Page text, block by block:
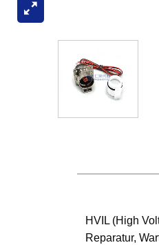
HVIL (High
Reparatur,